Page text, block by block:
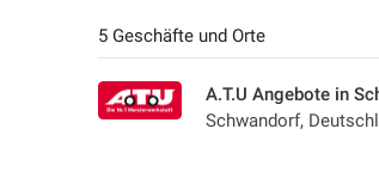
5 Geschäfte und Orte
A.T.U Angebote in
Schwandorf,